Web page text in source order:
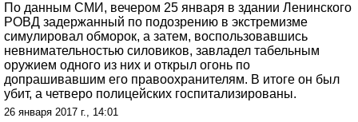
По данным СМИ, вечером 25 января в здании Ленинского
РОВД задержанный по подозрению в экстремизме
симулировал обморок, а затем, воспользовавшись
невнимательностью силовиков, завладел табельным
оружием одного из них и открыл огонь по
допрашивавшим его правоохранителям. В итоге он был
убит, а четверо полицейских госпитализированы.
26 января 2017 г., 14:01